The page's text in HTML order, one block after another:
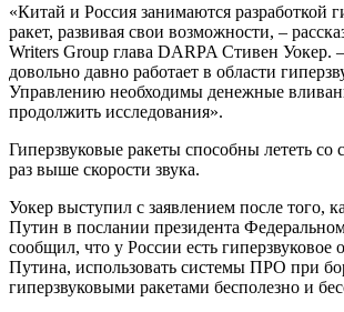
«Китай и Россия занимаются разработкой
ракет, развивая свои возможности, –
Writers Group глава DARPA Стивен Уокер.
довольно давно работает в области
Управлению необходимы денежные
продолжить исследования».
Гиперзвуковые ракеты способны лететь со
раз выше скорости звука.
Уокер выступил с заявлением после того,
Путин в послании президента
сообщил, что у России есть
Путина, использовать системы ПРО при
гиперзвуковыми ракетами бесполезно и